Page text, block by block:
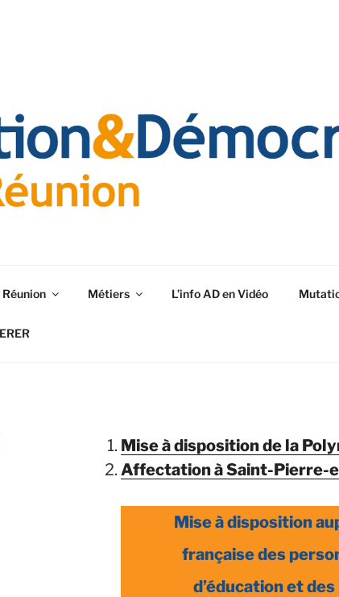
Métiers L’info AD en Vidéo
Mise à disposition de la
Affectation à Saint-Pierre-
Mise à disposition
françaisedes
d’éducation et